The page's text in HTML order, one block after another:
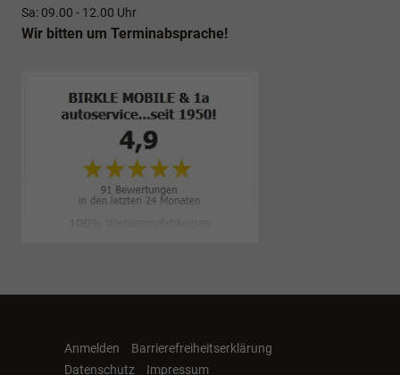
Sa: 09.00 - 12.00 Uhr
Wir bitten um Terminabsprache!
Anmelden
Barrierefreiheitserklärung
Datenschutz
Impressum